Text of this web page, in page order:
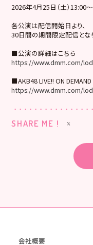
2026年4月25日（土）13:00
各公演は配信開始日より、
30日間の期間限定配信とな
■公演の詳細はこちら
https://www.dmm.com/
■AKB48 LIVE!! ON DEMAND
https://www.dmm.com/
SHARE ME !
会社概要